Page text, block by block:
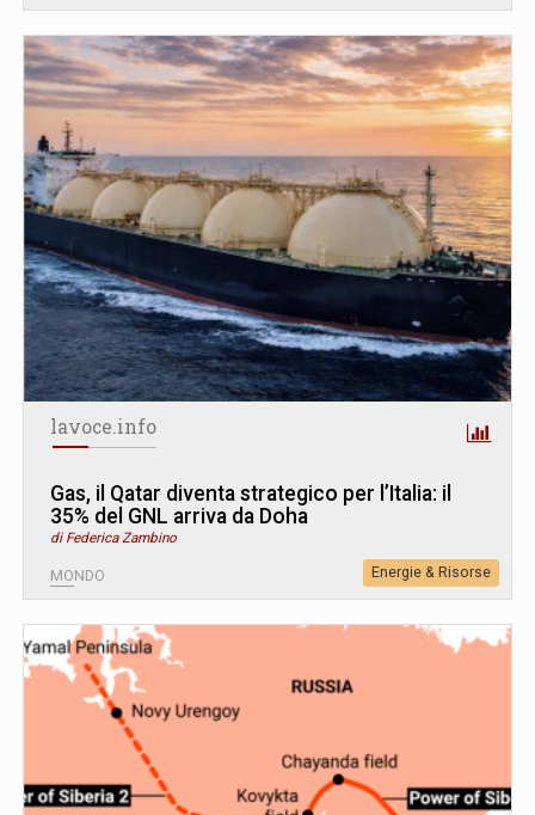
lavoce.info
Gas, il Qatar diventa strategico per l’Italia: il
35% del GNL arriva da Doha
di Federica Zambino
MONDO Energie & Risorse